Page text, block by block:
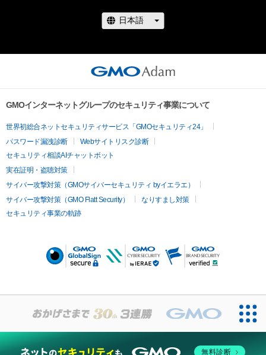
11月5，6日にモビリティリゾートもてぎで開催されるスー
パーGT第8戦で先行特別投票を実施。そして、11月16日よりフ
行い、上位20名がファイナルステージに進出します。
ロン2023のメインステージで開催するAdam byGMO日本レー
スクイーン大賞表彰式で行います。
サーキットで輝く今年の人気No.1レースクイーンはどのレー
スクイーンが選ばれるのか？　アナタの1票をお待ちしていま
す！
GMOインターネットグループのセキュリティ事業について
世界初総合ネットセキュリティサービス「GMOセキュリティ24」
パスワード漏洩診断
Webサイトリスク診断
セキュリティ相談AIチャットボット
実在証明・盗聴対策
サイバー攻撃対策（GMOサイバーセキュリティ byイエラエ）
サイバー攻撃対策（GMO Flatt Security）
なりすまし対策
セキュリティ事業の軌跡
無料診断